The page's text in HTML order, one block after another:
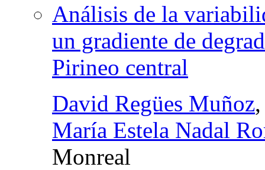
Análisis de la
un gradiente de
Pirineo central
David Regües Muñoz
María Estela Nadal
Monreal